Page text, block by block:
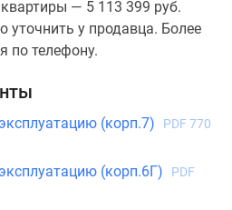
— 5 113 399 руб.
у продавца. Более
по телефону.
(корп.7)
PDF 770
(корп.6Г)
PDF